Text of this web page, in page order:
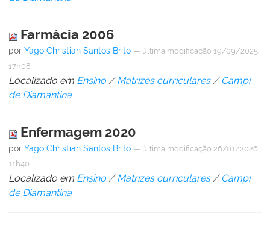
Farmácia 2006
por Yago Christian Santos Brito — última modificação 19/09/2025
17h08
Localizado em Ensino /Matrizes curriculares / Campi
de Diamantina
Enfermagem 2020
por Yago Christian Santos Brito — última modificação 26/01/2026
11h40
Localizado em Ensino /Matrizes curriculares / Campi
de Diamantina